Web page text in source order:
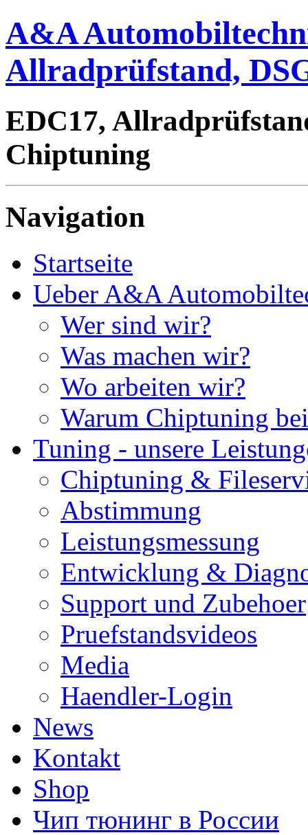
A&A
Allradprüfstand,
EDC17,
Chiptuning
Navigation
Startseite
Ueber A&A
Wer sind wir?
Was machen wir?
Wo arbeiten wir?
Warum Chiptuning
Tuning - unsere
Chiptuning &
Abstimmung
Leistungsmessung
Entwicklung &
Support und Zubehoer
Pruefstandsvideos
Media
Haendler-Login
News
Kontakt
Shop
Чип тюнинг в России